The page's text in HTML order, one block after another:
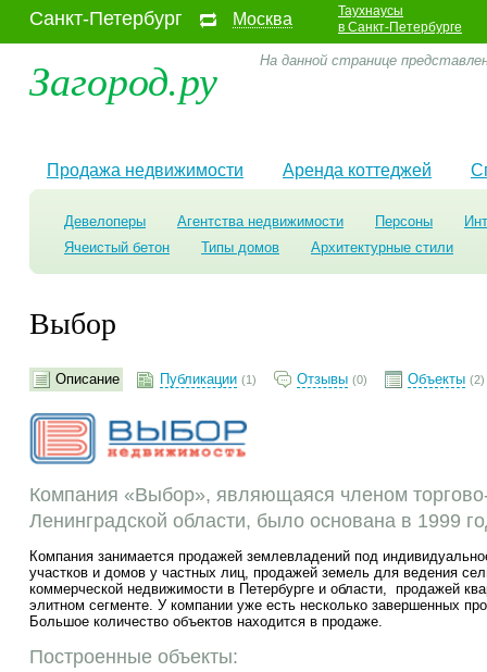
Санкт-Петербург Москва
Таухнаусы
в Санкт-Петербурге
Загород.ру На данной странице
Продажа недвижимости Аренда коттеджей
Девелоперы Агентства недвижимости Персоны
Ячеистый бетон
Типы домов Архитектурные стили
Выбор
Описание Публикации (1) Отзывы (0) Объекты (2)
Компания «Выбор», являющаяся членом
Ленинградской области, было основана в 1999
Компания занимается продажей землевладений под
участков и домов у частных лиц, продажей земель для ведения
коммерческой недвижимости в Петербурге и области, продажей
элитном сегменте. У компании уже есть несколько завершенных
Большое количество объектов находится в продаже.
Построенные объекты: